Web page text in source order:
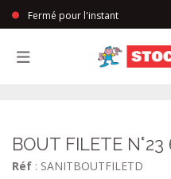
Fermé pour l'instant
BOUT FILETE
Réf : SANITBOUTFILETD